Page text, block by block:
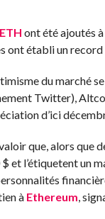
ETH ont été ajoutés
ont établi un
du marché
Twitter),
d’ici
que, alors que
et l’étiquetent un
à Ethereum,